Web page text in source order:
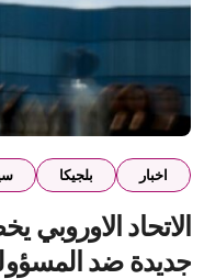
اخبار بلجيكا
الاتحاد الاوروبي
جديدة ضد